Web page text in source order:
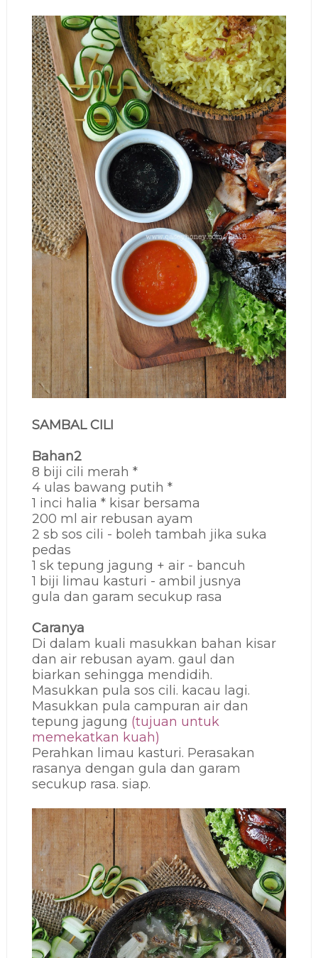
SAMBAL CILI
Bahan2
8 biji cili merah *
4 ulas bawang putih *
1 inci halia * kisar bersama
200 ml air rebusan ayam
2 sb sos cili - boleh tambah jika suka
pedas
1 sk tepung jagung + air - bancuh
1 biji limau kasturi - ambil jusnya
gula dan garam secukup rasa
Caranya
Di dalam kuali masukkan bahan kisar
dan air rebusan ayam. gaul dan
biarkan sehingga mendidih.
Masukkan pula sos cili. kacau lagi.
Masukkan pula campuran air dan
tepung jagung (tujuan untuk
memekatkan kuah)
Perahkan limau kasturi. Perasakan
rasanya dengan gula dan garam
secukup rasa. siap.